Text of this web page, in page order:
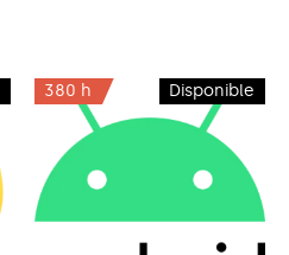
380 h Disponible